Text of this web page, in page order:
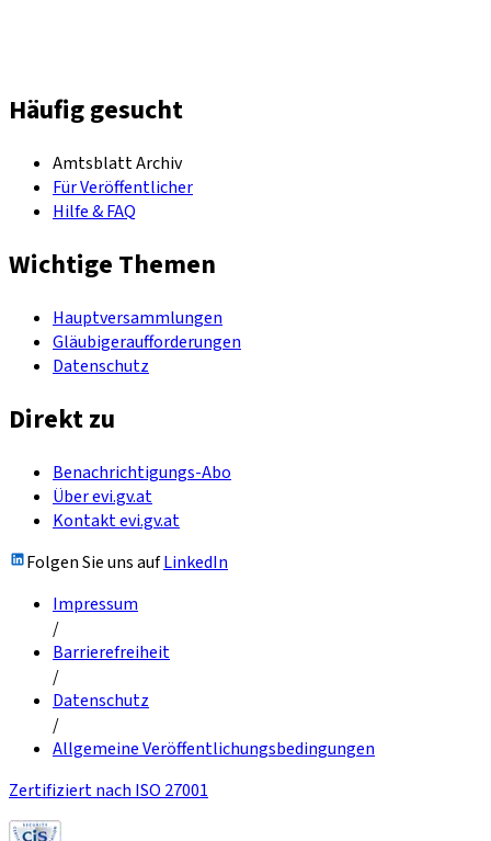
Häufig gesucht
Amtsblatt Archiv
Für Veröffentlicher
Hilfe & FAQ
Wichtige Themen
Hauptversammlungen
Gläubigeraufforderungen
Datenschutz
Direkt zu
Benachrichtigungs-Abo
Über evi.gv.at
Kontakt evi.gv.at
Folgen Sie uns aufLinkedIn
Impressum
/
Barrierefreiheit
/
Datenschutz
/
Allgemeine Veröffentlichungsbedingungen
Zertifiziert nach ISO 27001